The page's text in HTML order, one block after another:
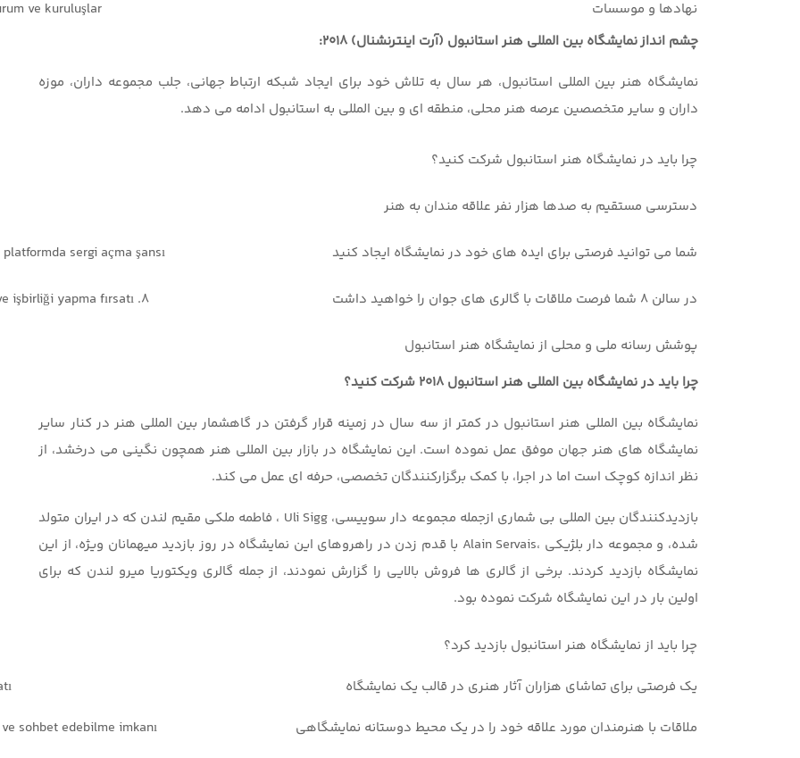
نهادها و موسسات
ve kuruluşlar
چشم انداز نمایشگاه بین المللی هنراستانبول (آرت اینترنشنال) 2018:
نمایشگاه هنر بین المللی استانبول، هر سال به تلاش خود برای ایجاد شبکه ارتباط جهانی، جلب مجموعه داران، موزه
داران و سایر متخصصین عرصه هنر محلی، منطقه ای و بین المللی به استانبول ادامه می دهد.
چرا باید در نمایشگاه هنر استانبول شرکت کنید؟
دسترسی مستقیم به صدها هزار نفر علاقه مندان به هنر
شما می توانید فرصتی برای ایده های خود در نمایشگاه ایجاد کنید sergi açma şansı
در سالن 8 شما فرصت ملاقات با گالری های جوان را خواهید داشت 8. salondaki genç sanatçılar için galeriler ile tanışma ve işbirliği yapma fırsatı
پوشش رسانه ملی و محلی از نمایشگاه هنر استانبول
چرا باید در نمایشگاه بین المللی هنراستانبول 2018 شرکت کنید؟
نمایشگاه بین المللی هنر استانبول در کمتر از سه سال در زمینه قرار گرفتن در گاهشمار بین المللی هنر در کنار سایر
نمایشگاه های هنر جهان موفق عمل نموده است. این نمایشگاه در بازار بین المللی هنر همچون نگینی می درخشد، از
نظر اندازه کوچک است اما در اجرا، با کمک برگزارکنندگان تخصصی، حرفه ای عمل می کند.
بازدیدکنندگان بین المللی بی شماری ازجمله مجموعه دار سوییسی، Uli Sigg ، فاطمه ملکی مقیم لندن که در ایران متولد
شده، و مجموعه دار بلژیکی ،Alain Servais با قدم زدن در راهروهای این نمایشگاه در روز بازدید میهمانان ویژه، از این
نمایشگاه بازدید کردند. برخی از گالری ها فروش بالایی را گزارش نمودند، از جمله گالری ویکتوریا میرو لندن که برای
اولین بار در این نمایشگاه شرکت نموده بود.
چرا باید از نمایشگاه هنر استانبول بازدید کرد؟
یک فرصتی برای تماشای هزاران آثار هنری در قالب یک نمایشگاه
ملاقات با هنرمندان مورد علاقه خود را در یک محیط دوستانه نمایشگاهی
sohbet edebilme imkanı